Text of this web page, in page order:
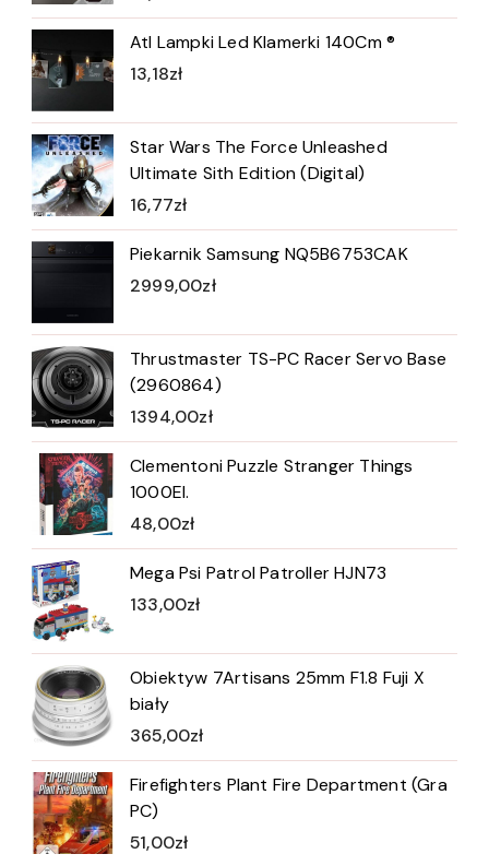
Atl Lampki Led Klamerki 140Cm ®
13,18zł
Star Wars The Force Unleashed
Ultimate Sith Edition (Digital)
16,77zł
Piekarnik Samsung NQ5B6753CAK
2999,00zł
Thrustmaster TS-PC Racer Servo Base
(2960864)
1394,00zł
Clementoni Puzzle Stranger Things
1000El.
48,00zł
Mega Psi Patrol Patroller HJN73
133,00zł
Obiektyw 7Artisans 25mm F1.8 Fuji X
biały
365,00zł
Firefighters Plant Fire Department (Gra
PC)
51,00zł